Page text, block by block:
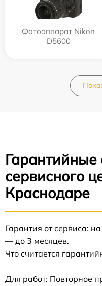
Фотоаппарат Nikon
D5600
Гарантийные
сервисного
Краснодаре
Гарантия от сервиса:
— до 3 месяцев.
Что считается
Для работ: Повторное